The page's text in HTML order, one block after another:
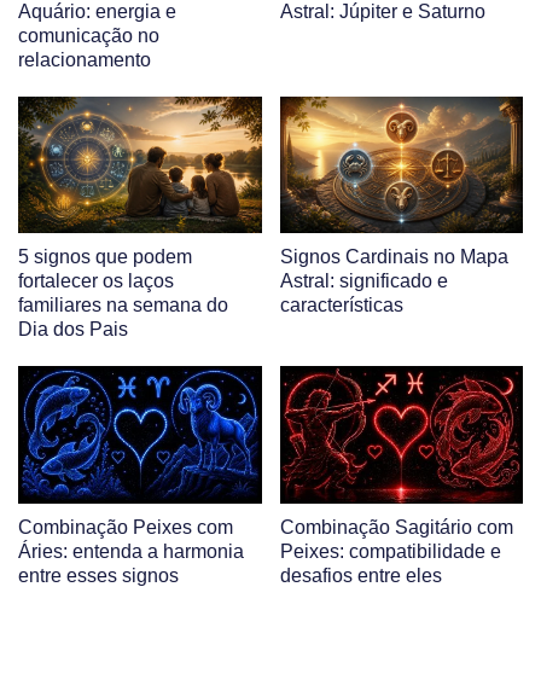
Aquário: energia e
comunicação no
relacionamento
Astral: Júpiter e Saturno
5 signos que podem
fortalecer os laços
familiares na semana do
Dia dos Pais
Signos Cardinais no Mapa
Astral: significado e
características
Combinação Peixes com
Áries: entenda a harmonia
entre esses signos
Combinação Sagitário com
Peixes: compatibilidade e
desafios entre eles